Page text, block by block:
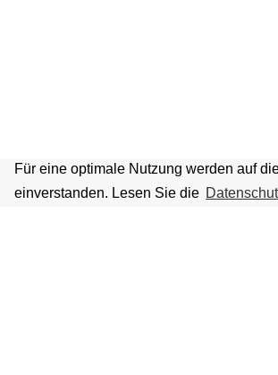
Für eine optimale Nutzung werden auf
einverstanden. Lesen Sie die